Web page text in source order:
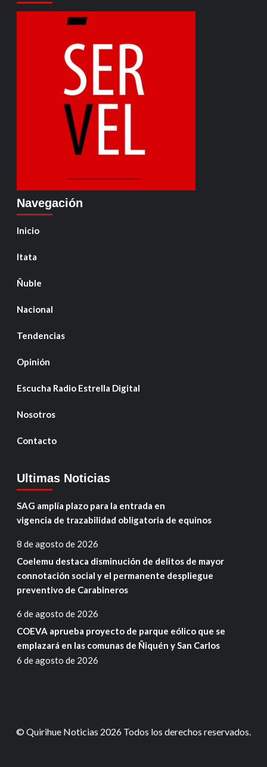
Navegación
Inicio
Itata
Ñuble
Nacional
Tendencias
Opinión
Escucha Radio Estrella Digital
Nosotros
Contacto
Ultimas Noticias
SAG amplía plazo para la entrada en
vigencia de trazabilidad obligatoria de equinos
8 de agosto de 2026
Coelemu destaca disminución de delitos de mayor
connotación social y el permanente despliegue
preventivo de Carabineros
6 de agosto de 2026
COEVA aprueba proyecto de parque eólico que se
emplazará en las comunas de Ñiquén y San Carlos
6 de agosto de 2026